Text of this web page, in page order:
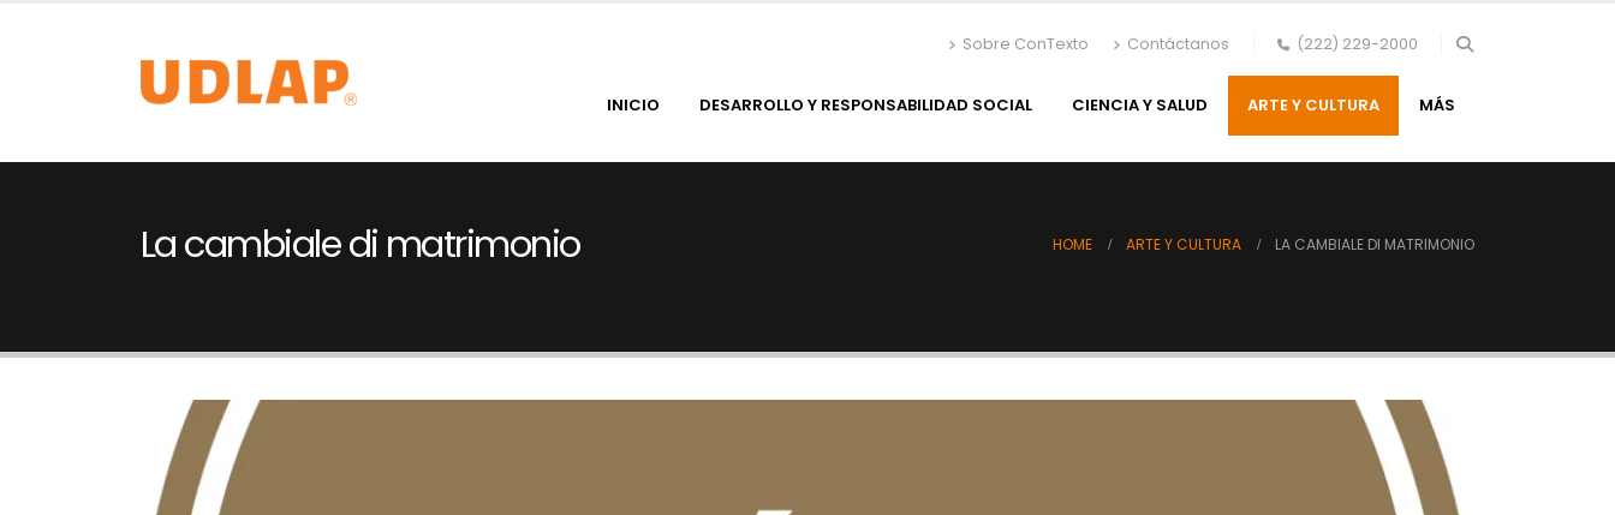
Sobre ConTexto Contáctanos (222) 229-2000
INICIO DESARROLLO Y RESPONSABILIDAD SOCIAL CIENCIA Y SALUD ARTE Y CULTURA MÁS
La cambiale di matrimonio HOME ARTE Y CULTURA LA CAMBIALE DI MATRIMONIO